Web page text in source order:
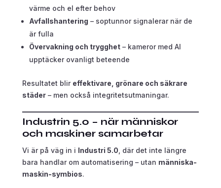
värme och el efter behov
Avfallshantering – soptunnor signalerar när de
är fulla
Övervakning och trygghet– kameror med AI
upptäcker ovanligt beteende
Resultatet blir effektivare, grönare och säkrare
städer– men också integritetsutmaningar.
Industrin 5.0 – när människor
och maskiner samarbetar
Vi är på väg in i Industri 5.0 , där det inte längre
bara handlar om automatisering – utan människa-
maskin-symbios.